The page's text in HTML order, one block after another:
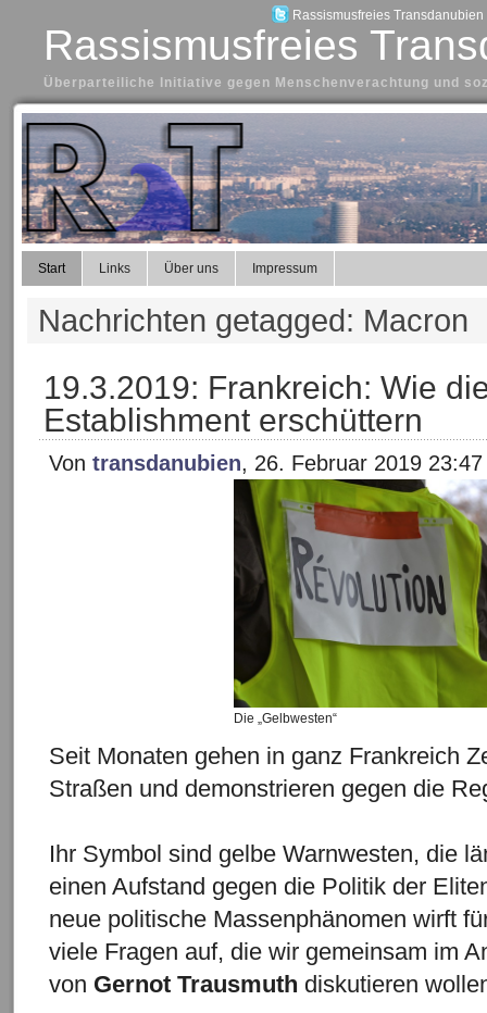
Rassismusfreies Transdanubien
Rassismusfreies
Überparteiliche Initiative gegen Menschenverachtung und
Start Links Über uns Impressum
Nachrichten getagged: Macron
19.3.2019: Frankreich: Wie
Establishment erschüttern
Von transdanubien, 26. Februar 2019 23:47
Die „Gelbwesten“
Seit Monaten gehen in ganz Frankreich
Straßen und demonstrieren gegen die
Ihr Symbol sind gelbe Warnwesten, die
einen Aufstand gegen die Politik der
neue politische Massenphänomen wirft
viele Fragen auf, die wir gemeinsam im
von Gernot Trausmuth diskutieren